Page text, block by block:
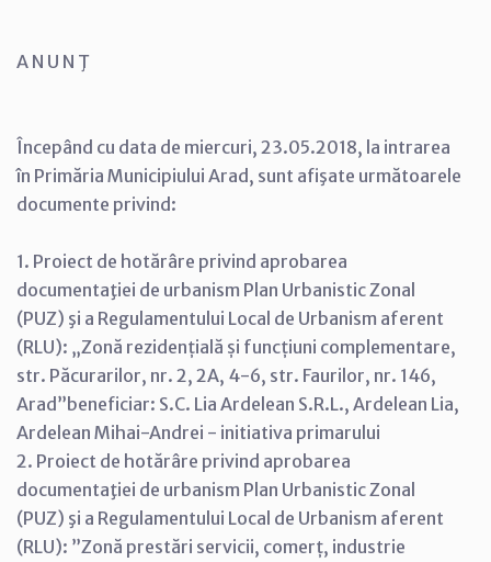
A N U N Ţ
Începând cu data de miercuri, 23.05.2018, la intrarea
în Primăria Municipiului Arad, sunt afişate următoarele
documente privind:
1. Proiect de hotărâre privind aprobarea
documentaţiei de urbanism Plan Urbanistic Zonal
(PUZ) şi a Regulamentului Local de Urbanism aferent
(RLU): „Zonă rezidențială și funcțiuni complementare,
str. Păcurarilor, nr. 2, 2A, 4-6, str. Faurilor, nr. 146,
Arad”beneficiar: S.C. Lia Ardelean S.R.L., Ardelean Lia,
Ardelean Mihai-Andrei - initiativa primarului
2. Proiect de hotărâre privind aprobarea
documentaţiei de urbanism Plan Urbanistic Zonal
(PUZ) şi a Regulamentului Local de Urbanism aferent
(RLU): ”Zonă prestări servicii, comerț, industrie